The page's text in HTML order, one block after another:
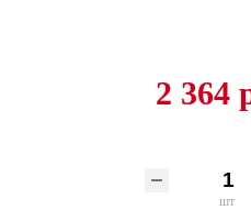
2 364
шт